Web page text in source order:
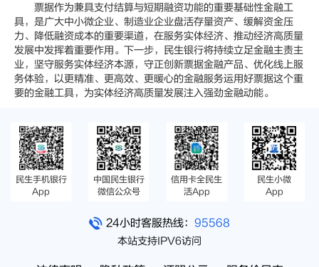
票据作为兼具支付结算与短期融资功能的重要基础性金融工
具，是广大中小微企业、制造业企业盘活存量资产、缓解资金压
力、降低融资成本的重要渠道，在服务实体经济、推动经济高质量
发展中发挥着重要作用。下一步，民生银行将持续立足金融主责主
业，坚守服务实体经济本源，守正创新票据金融产品、优化线上服
务体验，以更精准、更高效、更暖心的金融服务运用好票据这个重
要的金融工具，为实体经济高质量发展注入强劲金融动能。
民生手机银行
App
中国民生银行
微信公众号
信用卡全民生
活App
民生小微
App
24小时客服热线： 95568
本站支持IPV6访问